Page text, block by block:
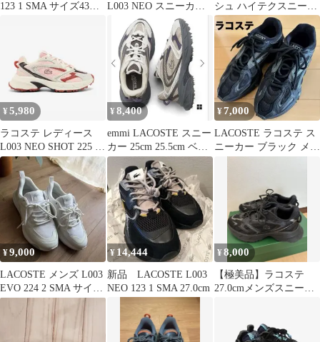
123 1 SMA サイズ43
L003 NEO スニーカー
シュ ハイテクスニーカ
ー ホワイト
¥5,980
ラコステ レディース
L003 NEO SHOT 225 3
SFAスニーカー
¥ 8,400
emmi LACOSTE スニー
カー 25cm 25.5cm ベー
ジュ グレー
¥7,000
LACOSTE ラコステ ス
ニーカー ブラック メン
¥9,000
LACOSTE メンズ L003
EVO 224 2 SMA サイズ
25.5
¥ 14,444
新品 LACOSTE L003
NEO 123 1 SMA 27.0cm
¥8,000
【極美品】ラコステ
27.0cmメンズスニーカ